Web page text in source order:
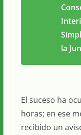
la
El suceso ha
horas; en ese
recibido un